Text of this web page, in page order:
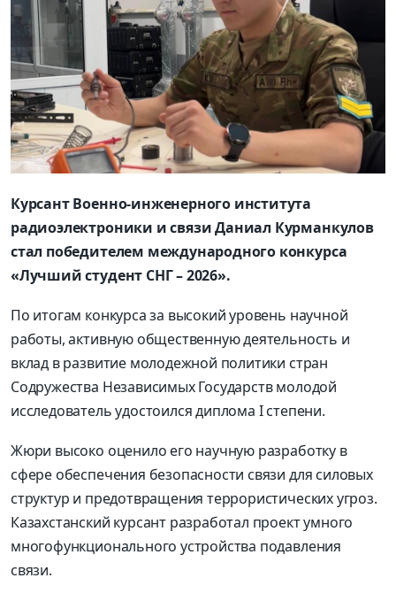
Курсант Военно-инженерного института
радиоэлектроники и связи Даниал Курманкулов
стал победителем международного конкурса
«Лучший студент СНГ – 2026».
По итогам конкурса за высокий уровень научной
работы, активную общественную деятельность и
вклад в развитие молодежной политики стран
Содружества Независимых Государств молодой
исследователь удостоился диплома I степени.
Жюри высоко оценило его научную разработку в
сфере обеспечения безопасности связи для силовых
структур и предотвращения террористических угроз.
Казахстанский курсант разработал проект умного
многофункционального устройства подавления
связи.